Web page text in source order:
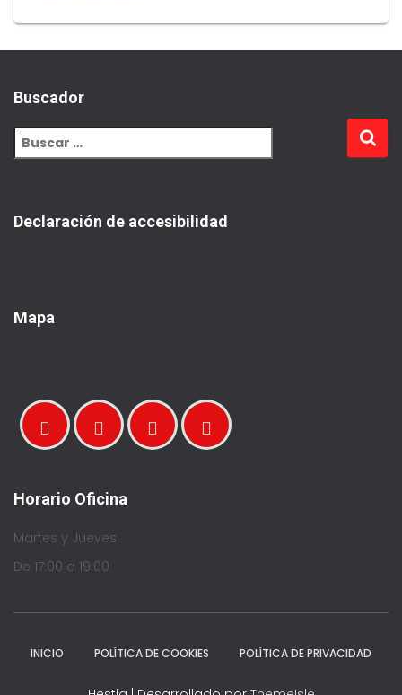
Buscador
Declaración de accesibilidad
Mapa
Horario Oficina
Martes y Jueves
De 17:00 a 19:00
INICIO POLÍTICA DE COOKIES POLÍTICA DE PRIVACIDAD